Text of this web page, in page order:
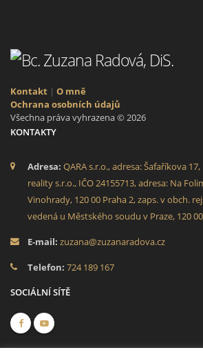
Kontakt | O mně
Ochrana osobních údajů
Všechna práva vyhrazena © 2026
KONTAKTY
Adresa: QARA s.r.o., adresa: Šafaříkova
reality s.r.o., IČO 24155713, adresa: Na
Vinohrady, 120 00 Praha 2, zaps. v obch.
vedená u Městského soudu v Praze, 120
E-mail: zuzana@zuzanaradova.cz
Telefon: 724 189 167
SOCIÁLNÍ SÍTĚ